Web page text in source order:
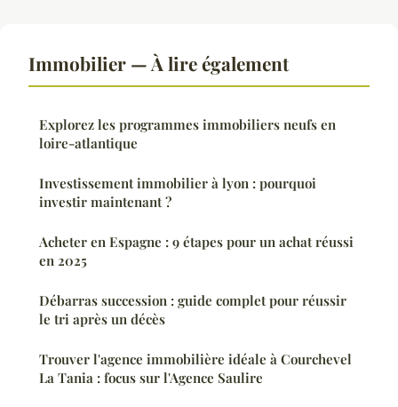
Immobilier — À lire également
Explorez les programmes immobiliers neufs en
loire-atlantique
Investissement immobilier à lyon : pourquoi
investir maintenant ?
Acheter en Espagne : 9 étapes pour un achat réussi
en 2025
Débarras succession : guide complet pour réussir
le tri après un décès
Trouver l'agence immobilière idéale à Courchevel
La Tania : focus sur l'Agence Saulire